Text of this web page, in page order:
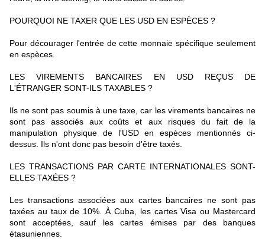
POURQUOI NE TAXER QUE LES USD EN ESPÈCES ?
Pour décourager l'entrée de cette monnaie spécifique seulement
en espèces.
LES VIREMENTS BANCAIRES EN USD REÇUS DE
L'ÉTRANGER SONT-ILS TAXABLES ?
Ils ne sont pas soumis à une taxe, car les virements bancaires ne
sont pas associés aux coûts et aux risques du fait de la
manipulation physique de l'USD en espèces mentionnés ci-
dessus. Ils n'ont donc pas besoin d'être taxés.
LES TRANSACTIONS PAR CARTE INTERNATIONALES SONT-
ELLES TAXÉES ?
Les transactions associées aux cartes bancaires ne sont pas
taxées au taux de 10%. À Cuba, les cartes Visa ou Mastercard
sont acceptées, sauf les cartes émises par des banques
étasuniennes.